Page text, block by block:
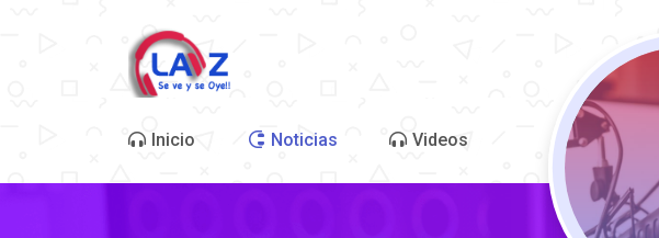
Inicio Noticias Videos